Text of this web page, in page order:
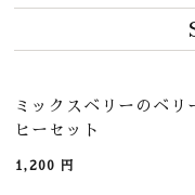
ミックスベリーのベリ
ヒーセット
1,200 円